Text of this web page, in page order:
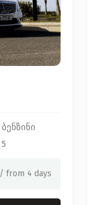
ბენზინი
5
/ from 4 days